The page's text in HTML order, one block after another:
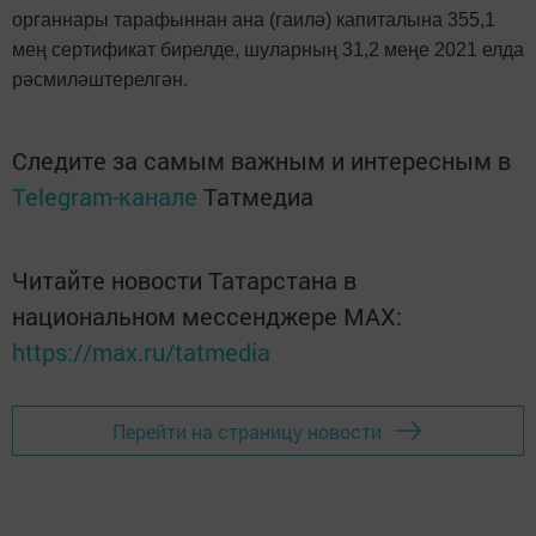
органнары тарафыннан ана (гаилә) капиталына 355,1
мең сертификат бирелде, шуларның 31,2 меңе 2021 елда
рәсмиләштерелгән.
Следите за самым важным и интересным в
Telegram-канале Татмедиа
Читайте новости Татарстана в
национальном мессенджере MАХ:
https://max.ru/tatmedia
Перейти на страницу новости